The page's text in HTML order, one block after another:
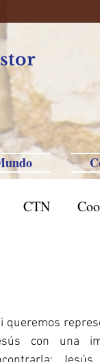
CTN
Paulina
queremos
con una